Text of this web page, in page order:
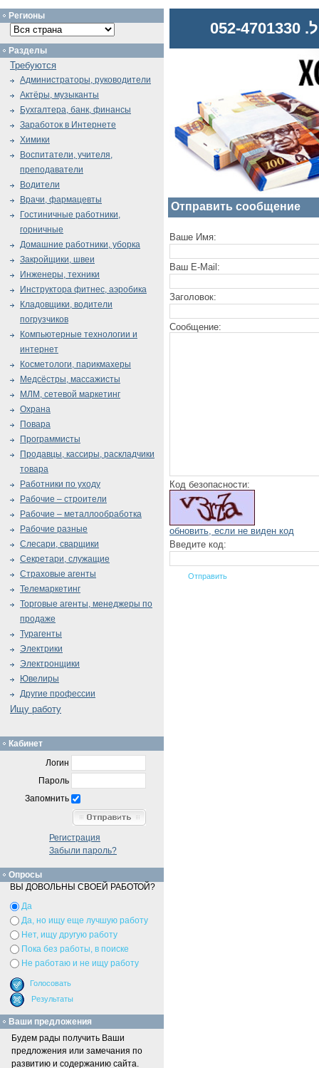
Отправить сообщение
Ваше Имя:
Ваш E-Mail:
Заголовок:
Сообщение:
Код безопасности:
обновить, если не виден код
Введите код:
Регионы
Разделы
Требуются
Администраторы, руководители
Актёры, музыканты
Бухгалтера, банк, финансы
Заработок в Интернете
Химики
Воспитатели, учителя,
преподаватели
Водители
Врачи, фармацевты
Гостиничные работники,
горничные
Домашние работники, уборка
Закройщики, швеи
Инженеры, техники
Инструктора фитнес, аэробика
Кладовщики, водители
погрузчиков
Компьютерные технологии и
интернет
Косметологи, парикмахеры
Медсёстры, массажисты
МЛМ, сетевой маркетинг
Охрана
Повара
Программисты
Продавцы, кассиры, раскладчики
товара
Работники по уходу
Рабочие – строители
Рабочие – металлообработка
Рабочие разные
Слесари, сварщики
Секретари, служащие
Страховые агенты
Телемаркетинг
Торговые агенты, менеджеры по
продаже
Турагенты
Электрики
Электронщики
Ювелиры
Другие профессии
Ищу работу
Кабинет
Логин
Пароль
Запомнить
Регистрация
Забыли пароль?
Опросы
ВЫ ДОВОЛЬНЫ СВОЕЙ РАБОТОЙ?
Да
Да, но ищу еще лучшую работу
Нет, ищу другую работу
Пока без работы, в поиске
Не работаю и не ищу работу
Ваши предложения
Будем рады получить Ваши
предложения или замечания по
развитию и содержанию сайта.